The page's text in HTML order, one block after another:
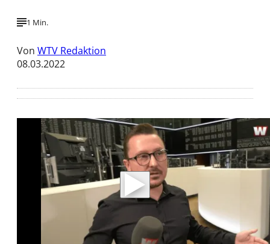
1 Min.
Von WTV Redaktion
08.03.2022
Mit der Wiedergabe dieses Videos werden
Daten an Youtube übertragen.
Hinweise dazu erhalten Sie in derDatenschutzerklärung
Akzeptieren